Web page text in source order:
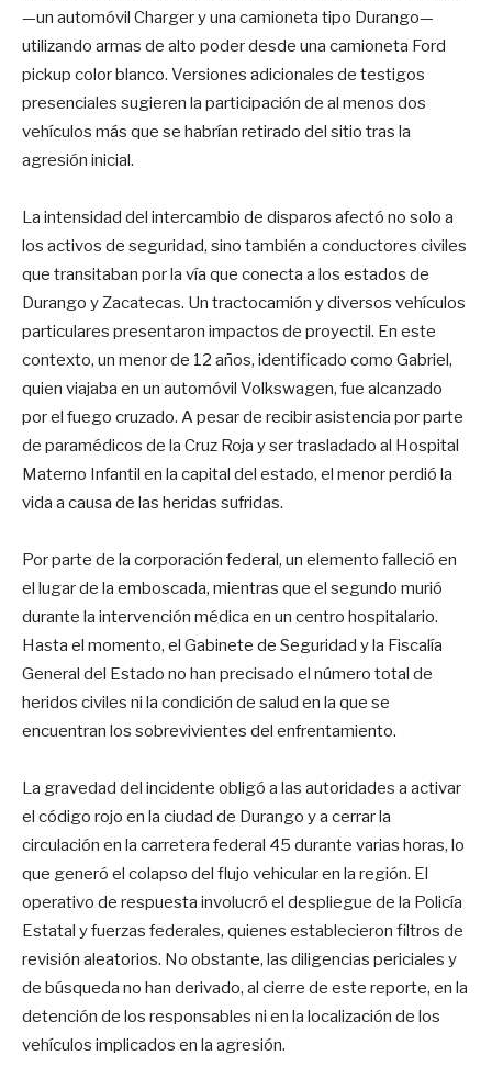
—un automóvil Charger y una camioneta tipo Durango—
utilizando armas de alto poder desde una camioneta Ford
pickup color blanco. Versiones adicionales de testigos
presenciales sugieren la participación de al menos dos
vehículos más que se habrían retirado del sitio tras la
agresión inicial.
La intensidad del intercambio de disparos afectó no solo a
los activos de seguridad, sino también a conductores civiles
que transitaban por la vía que conecta a los estados de
Durango y Zacatecas. Un tractocamión y diversos vehículos
particulares presentaron impactos de proyectil. En este
contexto, un menor de 12 años, identificado como Gabriel,
quien viajaba en un automóvil Volkswagen, fue alcanzado
por el fuego cruzado. A pesar de recibir asistencia por parte
de paramédicos de la Cruz Roja y ser trasladado al Hospital
Materno Infantil en la capital del estado, el menor perdió la
vida a causa de las heridas sufridas.
Por parte de la corporación federal, un elemento falleció en
el lugar de la emboscada, mientras que el segundo murió
durante la intervención médica en un centro hospitalario.
Hasta el momento, el Gabinete de Seguridad y la Fiscalía
General del Estado no han precisado el número total de
heridos civiles ni la condición de salud en la que se
encuentran los sobrevivientes del enfrentamiento.
La gravedad del incidente obligó a las autoridades a activar
el código rojo en la ciudad de Durango y a cerrar la
circulación en la carretera federal 45 durante varias horas, lo
que generó el colapso del flujo vehicular en la región. El
operativo de respuesta involucró el despliegue de la Policía
Estatal y fuerzas federales, quienes establecieron filtros de
revisión aleatorios. No obstante, las diligencias periciales y
de búsqueda no han derivado, al cierre de este reporte, en la
detención de los responsables ni en la localización de los
vehículos implicados en la agresión.